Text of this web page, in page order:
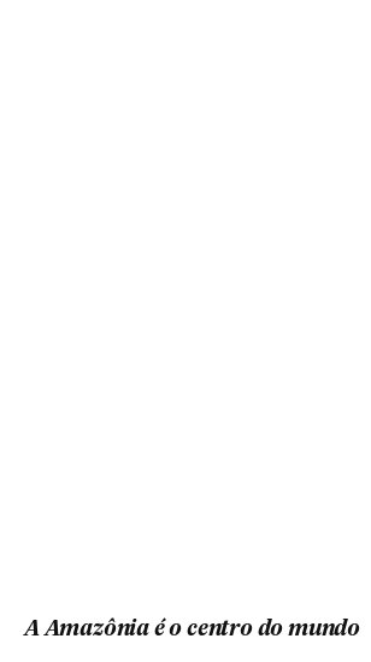
A Amazônia é o centro do mundo